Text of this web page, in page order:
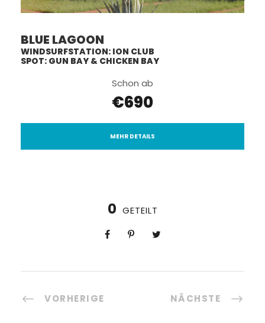
BLUE LAGOON
WINDSURFSTATION: ION CLUB
SPOT: GUN BAY & CHICKEN BAY
Schon ab
€690
MEHR DETAILS
0 GETEILT
VORHERIGE NÄCHSTE